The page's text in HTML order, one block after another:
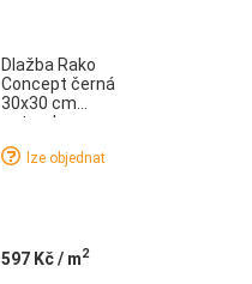
Dlažba Rako
Concept černá
30x30 cm
naturale
597 Kč/ m2
lze objednat